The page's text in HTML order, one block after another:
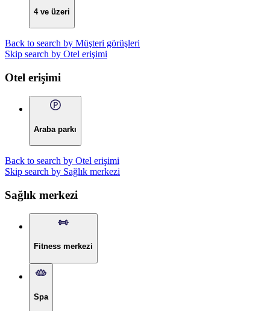
4 ve üzeri
Back to search by Müşteri görüşleri
Skip search by Otel erişimi
Otel erişimi
Araba parkı
Back to search by Otel erişimi
Skip search by Sağlık merkezi
Sağlık merkezi
Fitness merkezi
Spa